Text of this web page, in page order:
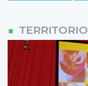
TERRITORIO